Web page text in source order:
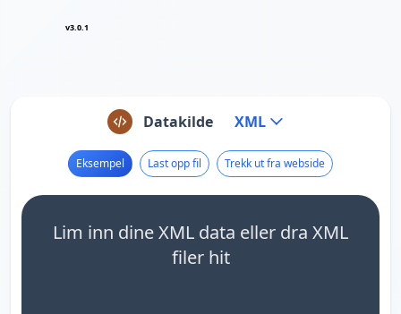
v3.0.1
Datakilde XML
Eksempel Last opp fil Trekk ut fra webside
Lim inn dine XML data eller dra XML
filer hit